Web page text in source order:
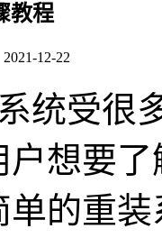
教程
12-22
受很
想要
单的重